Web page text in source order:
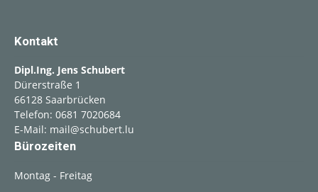
Kontakt
Dipl.Ing. Jens Schubert
Dürerstraße 1
66128 Saarbrücken
Telefon: 0681 7020684
E-Mail: mail@schubert.lu
Bürozeiten
Montag - Freitag